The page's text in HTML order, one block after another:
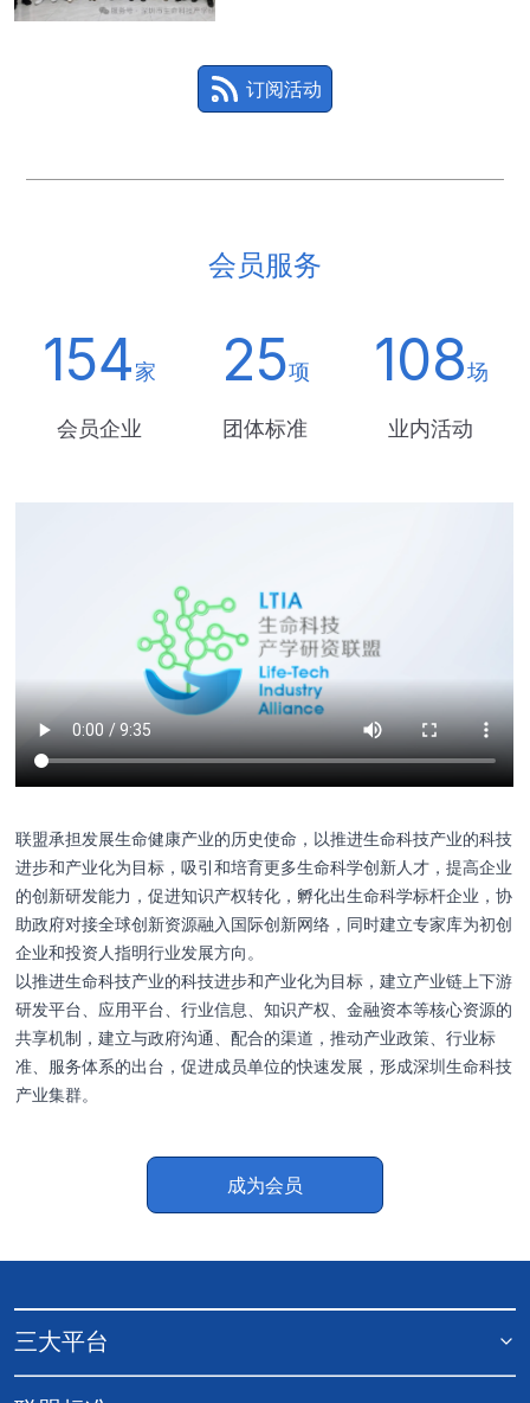
订阅活动
会员服务
154家
会员企业
25项
团体标准
108场
业内活动
联盟承担发展生命健康产业的历史使命，以推进生命科技产业的科技
进步和产业化为目标，吸引和培育更多生命科学创新人才，提高企业
的创新研发能力，促进知识产权转化，孵化出生命科学标杆企业，协
助政府对接全球创新资源融入国际创新网络，同时建立专家库为初创
企业和投资人指明行业发展方向。
以推进生命科技产业的科技进步和产业化为目标，建立产业链上下游
研发平台、应用平台、行业信息、知识产权、金融资本等核心资源的
共享机制，建立与政府沟通、配合的渠道，推动产业政策、行业标
准、服务体系的出台，促进成员单位的快速发展，形成深圳生命科技
产业集群。
成为会员
三大平台